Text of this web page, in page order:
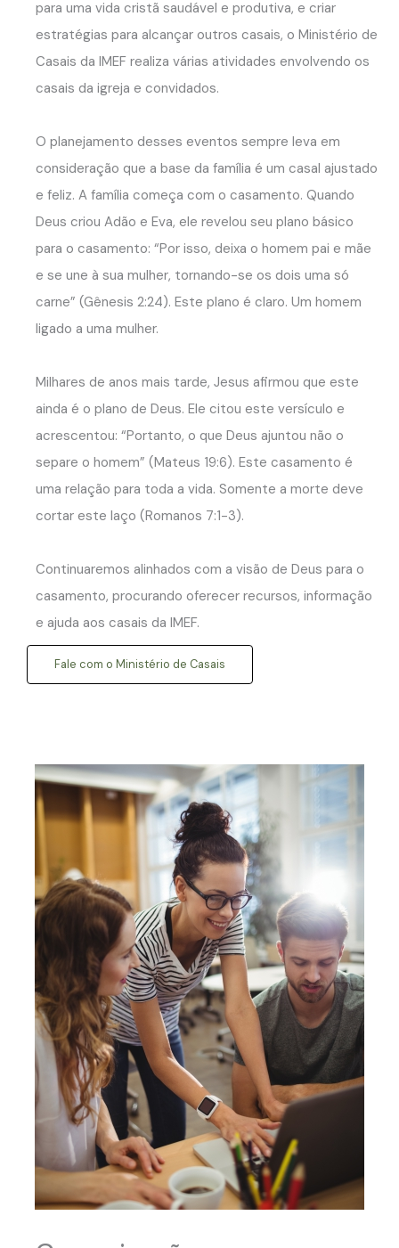
para uma vida cristã saudável e produtiva, e criar
estratégias para alcançar outros casais, o Ministério de
Casais da IMEF realiza várias atividades envolvendo os
casais da igreja e convidados.
O planejamento desses eventos sempre leva em
consideração que a base da família é um casal ajustado
e feliz. A família começa com o casamento. Quando
Deus criou Adão e Eva, ele revelou seu plano básico
para o casamento: “Por isso, deixa o homem pai e mãe
e se une à sua mulher, tornando-se os dois uma só
carne” (Gênesis 2:24). Este plano é claro. Um homem
ligado a uma mulher.
Milhares de anos mais tarde, Jesus afirmou que este
ainda é o plano de Deus. Ele citou este versículo e
acrescentou: “Portanto, o que Deus ajuntou não o
separe o homem” (Mateus 19:6). Este casamento é
uma relação para toda a vida. Somente a morte deve
cortar este laço (Romanos 7:1-3).
Continuaremos alinhados com a visão de Deus para o
casamento, procurando oferecer recursos, informação
e ajuda aos casais da IMEF.
Fale com o Ministério de Casais